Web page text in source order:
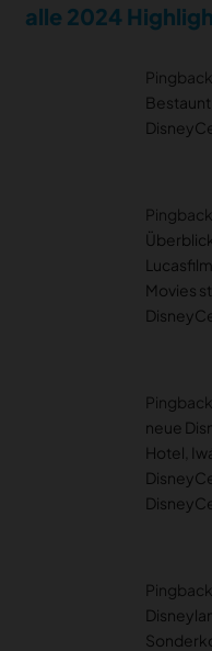
alle 2024
Pingback:
Bestaunt
Pingback:
Movies
Pingback:
neue
Hotel,
Pingback: